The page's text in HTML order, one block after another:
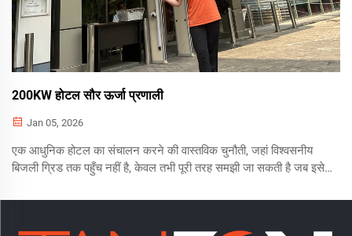
200KW होटल सौर ऊर्जा प्रणाली
Jan 05, 2026
एक आधुनिक होटल का संचालन करने की वास्तविक चुनौती, जहां विश्वसनीय
बिजली ग्रिड तक पहुँच नहीं है, केवल तभी पूरी तरह समझी जा सकती है जब इसे
सीमा पर एक व्यस्त शहर है, हमने एक 5...